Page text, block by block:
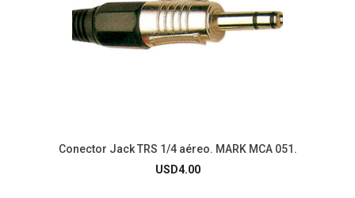
Conector Jack TRS 1/4 aéreo. MARK MCA 051.
USD4.00